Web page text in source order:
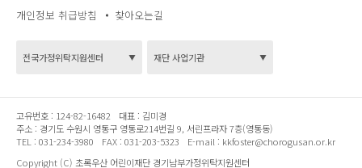
개인정보 취급방침 찾아오는길
고유번호 : 124-82-16482 대표 : 김미경
주소 : 경기도 수원시 영통구 영통로214번길 9, 서린프라자 7층(영통동)
TEL : 031-234-3980 FAX : 031-203-5323 E-mail : kkfoster@chorogusan.or.kr
Copyright (C) 초록우산 어린이재단 경기남부가정위탁지원센터